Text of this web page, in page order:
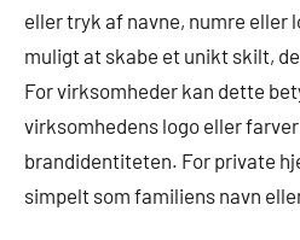
eller tryk af navne, numre eller
muligt at skabe et unikt skilt,
For virksomheder kan dette
virksomhedens logo eller
brandidentiteten. For private
simpelt som familiens navn